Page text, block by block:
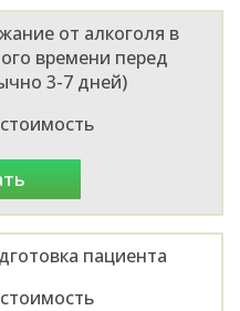
от алкоголя в
времени перед
3-7 дней)
пациента